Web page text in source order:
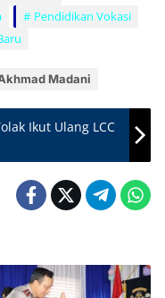
Pendidikan Vokasi
Madani
Ikut Ulang LCC